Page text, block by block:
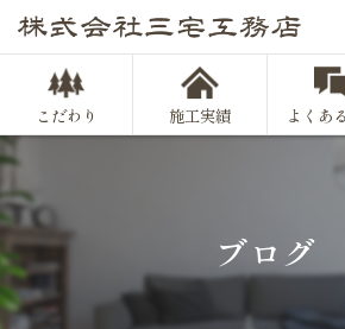
こだわり 施工実績 よくあ
ブログ